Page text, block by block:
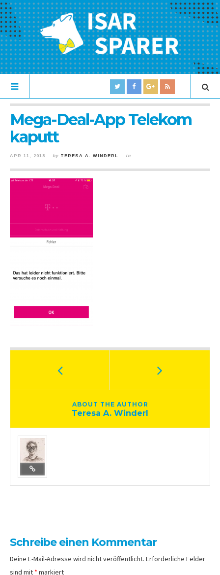
Mega-Deal-App Telekom
kaputt
APR 11, 2018 by TERESA A. WINDERL in
ABOUT THE AUTHOR
Teresa A. Winderl
Schreibe einen Kommentar
Deine E-Mail-Adresse wird nicht veröffentlicht. Erforderliche Felder
sind mit * markiert